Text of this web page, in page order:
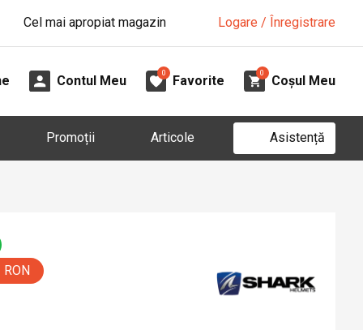
Cel mai apropiat magazin Logare / Înregistrare
Contul Meu
0
Favorite
0
Coșul Meu
Promoții Articole Asistență